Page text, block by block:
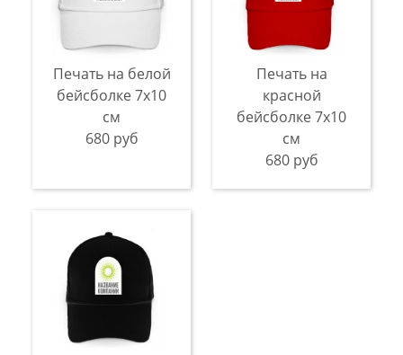
Печать на белой
бейсболке 7х10
см
680 руб
Печать на
красной
бейсболке 7х10
см
680 руб